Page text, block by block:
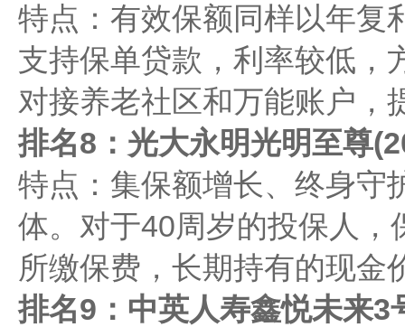
特点：有效保额同样以年复
支持保单贷款，利率较低，
对接养老社区和万能账户，
排名8：光大永明光明至尊
特点：集保额增长、终身守
体。对于40周岁的投保人
所缴保费，长期持有的现金
排名9：中英人寿鑫悦未来3